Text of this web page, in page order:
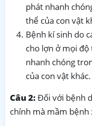
phát nhanh
thể của con vật
Bệnh kí sinh do
cho lợn ở mọi
nhanh chóng
của con vật khác.
Câu 2:Đối với bệnh
chính mà mầm bệnh